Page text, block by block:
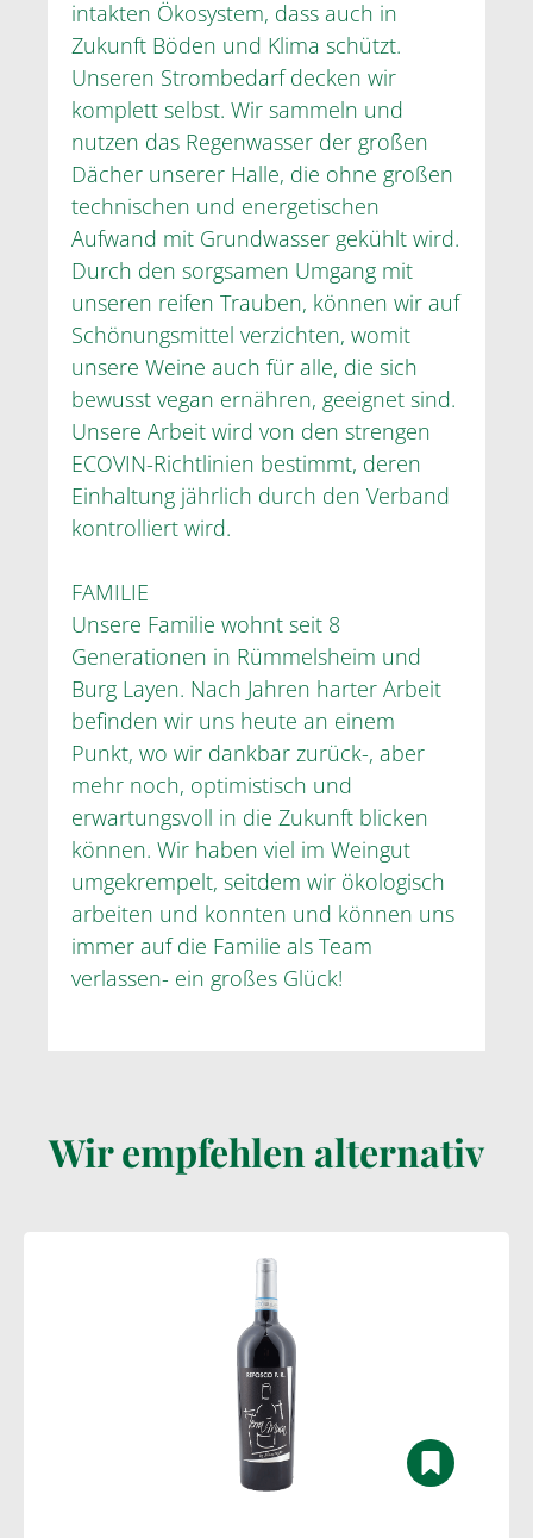
intakten Ökosystem, dass auch in
Zukunft Böden und Klima schützt.
Unseren Strombedarf decken wir
komplett selbst. Wir sammeln und
nutzen das Regenwasser der großen
Dächer unserer Halle, die ohne großen
technischen und energetischen
Aufwand mit Grundwasser gekühlt wird.
Durch den sorgsamen Umgang mit
unseren reifen Trauben, können wir auf
Schönungsmittel verzichten, womit
unsere Weine auch für alle, die sich
bewusst vegan ernähren, geeignet sind.
Unsere Arbeit wird von den strengen
ECOVIN-Richtlinien bestimmt, deren
Einhaltung jährlich durch den Verband
kontrolliert wird.
FAMILIE
Unsere Familie wohnt seit 8
Generationen in Rümmelsheim und
Burg Layen. Nach Jahren harter Arbeit
befinden wir uns heute an einem
Punkt, wo wir dankbar zurück-, aber
mehr noch, optimistisch und
erwartungsvoll in die Zukunft blicken
können. Wir haben viel im Weingut
umgekrempelt, seitdem wir ökologisch
arbeiten und konnten und können uns
immer auf die Familie als Team
verlassen- ein großes Glück!
Wir empfehlen alternativ